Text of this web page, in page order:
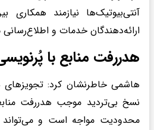
آنتی‌بیوتیک‌ها نیازمند
ارائه‌دهندگان خدمات و
هدررفت منابع با
هاشمی خاطرنشان کرد: تجویزهای
نسخ بی‌تردید موجب هدررفت
محدودیت مواجه است و می‌تواند